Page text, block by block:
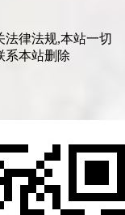
律法规,本站一切
系本站删除